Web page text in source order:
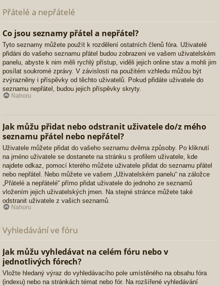
Přátelé a nepřátelé
Co jsou seznamy přátel a nepřátel?
Tyto seznamy můžete použít k rozdělení ostatních členů fóra. Uživatelé
přidáni do vašeho seznamu přátel budou zobrazeni ve vašem uživatelském
panelu, abyste k nim měli rychlý přístup, viděli jejich online stav a mohli jim
posílat soukromé zprávy. V závislosti na použitém vzhledu můžou být
zvýrazněny i příspěvky od těchto uživatelů. Pokud přidáte uživatele do
seznamu nepřátel, budou jejich příspěvky skryty.
Nahoru
Jak můžu přidat nebo odstranit uživatele do/z mého
seznamu přátel nebo nepřátel?
Uživatele můžete přidat do vašeho seznamu dvěma způsoby. Po kliknutí
na jméno uživatele se dostanete na stránku s profilem uživatele, kde
najdete odkaz, pomocí kterého můžete uživatele přidat do seznamu přátel
nebo nepřátel. Nebo můžete ve vašem „Uživatelském panelu“ na záložce
„Přátelé a nepřátelé“ přímo přidat uživatele do jednoho ze seznamů
vložením jejich uživatelských jmen. Na stejné stránce můžete také
odstranit uživatele z vašich seznamů.
Nahoru
Vyhledávání ve fóru
Jak můžu vyhledávat na celém fóru nebo v
jednotlivých fórech?
Vložte hledaný výraz do vyhledávacího pole umístěného na obsahu fóra
(indexu) nebo na stránkách témat nebo fór. Na rozšířené vyhledávání